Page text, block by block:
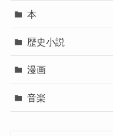
本
歴史小説
漫画
音楽